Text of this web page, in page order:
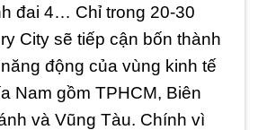
đai 4… Chỉ trong 20-30
City sẽ tiếp cận bốn thành
động của vùng kinh tế
Nam gồm TPHCM, Biên
và Vũng Tàu. Chính vì